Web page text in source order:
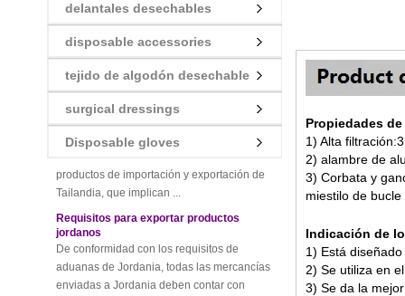
delantales desechables
disposable accessories
tejido de algodón desechable
surgical dressings
Disposable gloves
¡Nuevas reglas para las costumbres
tailandesas! ¡Una ligera imprudencia
Recientemente, aduanas de Tailandia para
productos de importación y exportación de
Tailandia, que implican ...
Requisitos para exportar productos
De conformidad con los requisitos de
aduanas de Jordania, todas las mercancías
enviadas a Jordania deben contar con
4 códigos del SA y deben figurar...
Propiedades
1) Alta filtración:
2) alambre de
3) Corbata y
miestilo de bucle
Indicación de
1) Está
2) Se utiliza en
3) Se da la